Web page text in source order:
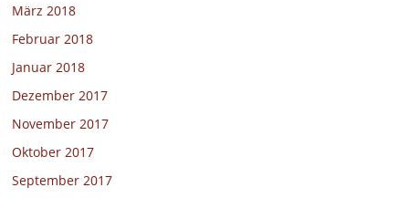
März 2018
Februar 2018
Januar 2018
Dezember 2017
November 2017
Oktober 2017
September 2017